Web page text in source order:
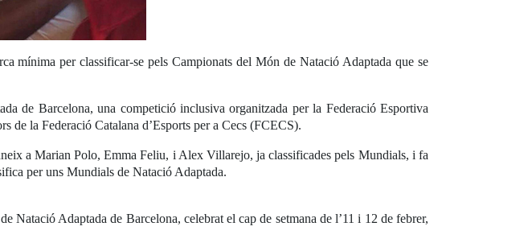
mínima per classificar-se pels Campionats del Món de Natació Adaptada que se
de Barcelona, una competició inclusiva organitzada per la Federació Esportiva
de la Federació Catalana d’Esports per a Cecs (FCECS).
a Marian Polo, Emma Feliu, i Alex Villarejo, ja classificades pels Mundials, i fa
per uns Mundials de Natació Adaptada.
Adaptada de Barcelona, celebrat el cap de setmana de l’11 i 12 de febrer,